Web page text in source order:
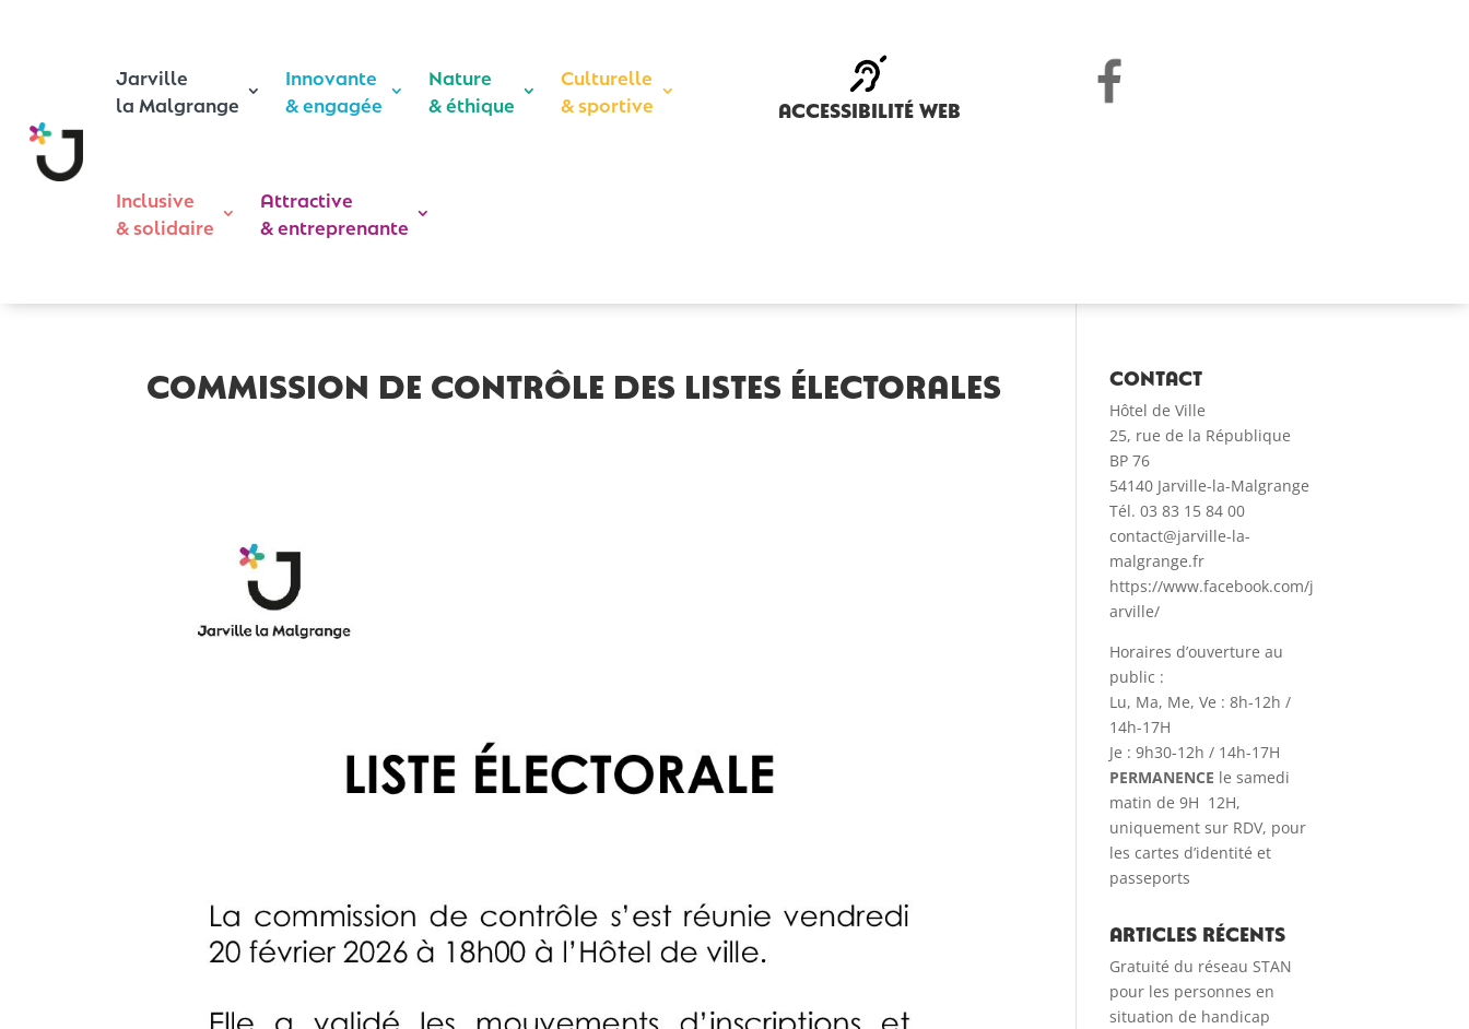
Jarville
la Malgrange
Innovante
& engagée
Nature
& éthique
Culturelle
& sportive
Inclusive
& solidaire
Attractive
& entreprenante
accessibilité web
commission de contrôle des listes électorales CONTACT
Hôtel de Ville
25, rue de la République
BP 76
54140 Jarville-la-Malgrange
Tél. 03 83 15 84 00
contact@jarville-la-
malgrange.fr
https://www.facebook.com/j
arville/
Horaires d’ouverture au
public :
Lu, Ma, Me, Ve : 8h-12h /
14h-17H
Je : 9h30-12h / 14h-17H
PERMANENCE le samedi
matin de 9H 12H,
uniquement sur RDV, pour
les cartes d’identité et
passeports
Articles récents
Gratuité du réseau STAN
pour les personnes en
situation de handicap